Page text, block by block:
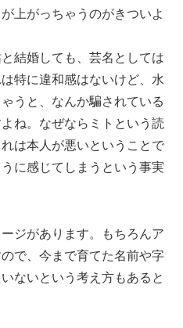
上がっちゃうのがきついよ
結婚しても、芸名としては
特に違和感はないけど、水
うと、なんか騙されている
ね。なぜならミトという読
は本人が悪いということで
に感じてしまうという事実
ジがあります。もちろんア
で、今まで育てた名前や字
ないという考え方もあると